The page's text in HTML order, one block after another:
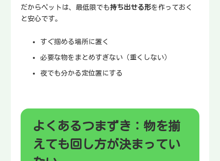
だからペットは、最低限でも持ち出せる形を作っておく
と安心です。
すぐ掴める場所に置く
必要な物をまとめすぎない（重くしない）
夜でも分かる定位置にする
よくあるつまずき：物を揃
えても回し方が決まってい